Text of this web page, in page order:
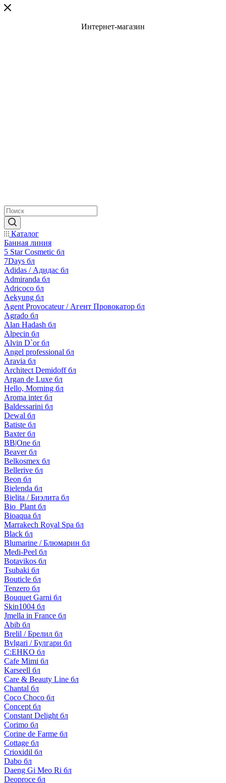
Интернет-магазин
Каталог
Банная линия
5 Star Cosmetic бл
7Days бл
Adidas / Адидас бл
Admiranda бл
Adricoco бл
Aekyung бл
Agent Provocateur / Агент Провокатор бл
Agrado бл
Alan Hadash бл
Alpecin бл
Alvin D`or бл
Angel professional бл
Aravia бл
Architect Demidoff бл
Argan de Luxe бл
Hello, Morning бл
Aroma inter бл
Baldessarini бл
Dewal бл
Batiste бл
Baxter бл
BB|One бл
Beaver бл
Belkosmex бл
Bellerive бл
Beon бл
Bielenda бл
Bielita / Биэлита бл
Bio_Plant бл
Bioaqua бл
Marrakech Royal Spa бл
Black бл
Blumarine / Блюмарин бл
Medi-Peel бл
Botavikos бл
Tsubaki бл
Bouticle бл
Tenzero бл
Bouquet Garni бл
Skin1004 бл
Jmella in France бл
Abib бл
Brelil / Брелил бл
Bvlgari / Булгари бл
C:EHKO бл
Cafe Mimi бл
Karseell бл
Care & Beauty Line бл
Chantal бл
Coco Choco бл
Concept бл
Constant Delight бл
Corimo бл
Corine de Farme бл
Cottage бл
Crioxidil бл
Dabo бл
Daeng Gi Meo Ri бл
Deoproce бл